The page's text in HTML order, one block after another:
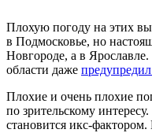
Плохую погоду на этих
в Подмосковье, но
Новгороде, а в
области даже
Плохие и очень плохие
по зрительскому
становится икс-